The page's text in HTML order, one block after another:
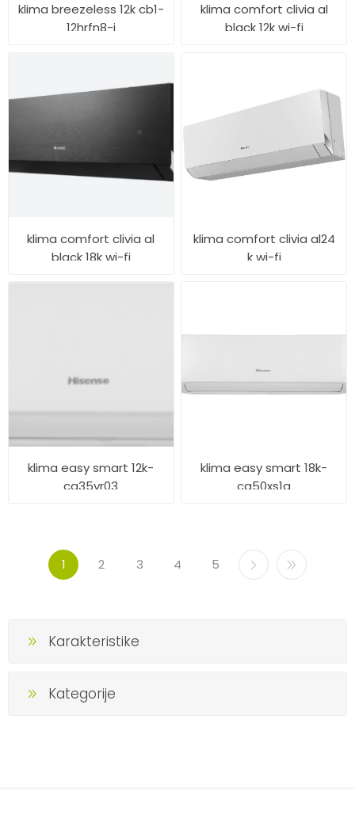
klima breezeless 12k cb1-
12hrfn8-i
klima comfort clivia al
black 12k wi-fi
klima comfort clivia al
black 18k wi-fi
klima comfort clivia al24
k wi-fi
klima easy smart 12k-
ca35yr03
klima easy smart 18k-
ca50xs1a
1 2 3 4 5
Karakteristike
Kategorije